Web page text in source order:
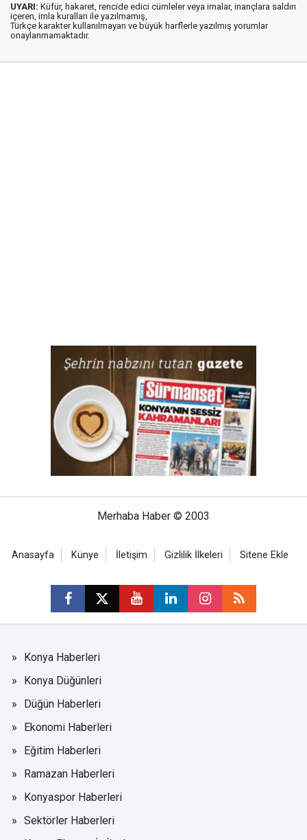
UYARI: Küfür, hakaret, rencide edici cümleler veya imalar, inançlara saldırı
içeren, imla kuralları ile yazılmamış,
Türkçe karakter kullanılmayan ve büyük harflerle yazılmış yorumlar
onaylanmamaktadır.
Merhaba Haber © 2003
Anasayfa Künye İletişim Gizlilik İlkeleri Sitene Ekle
Konya Haberleri
Konya Düğünleri
Düğün Haberleri
Ekonomi Haberleri
Eğitim Haberleri
Ramazan Haberleri
Konyaspor Haberleri
Sektörler Haberleri